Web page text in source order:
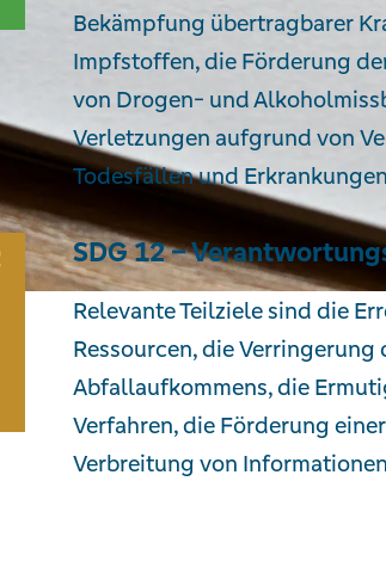
Bekämpfung übertragbarer
Impfstoffen, die Förderung
von Drogen- und
Verletzungen aufgrund von
Todesfällen und
SDG 12 –
Relevante Teilziele sind die
Ressourcen, die
Abfallaufkommens, die
Verfahren, die Förderung
Verbreitung von